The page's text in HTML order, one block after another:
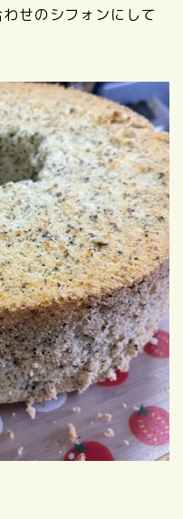
せのシフォンにして